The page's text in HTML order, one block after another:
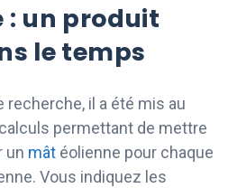
: un produit
le temps
recherche, il a été mis au
permettant de mettre
un mât éolienne pour chaque
Vous indiquez les